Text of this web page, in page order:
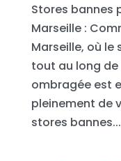
Stores bannes
Marseille :
Marseille, où le
tout au long de
ombragée est
pleinement de
stores bannes...